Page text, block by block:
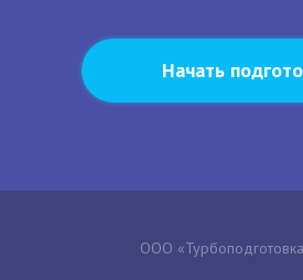
Начать
ООО